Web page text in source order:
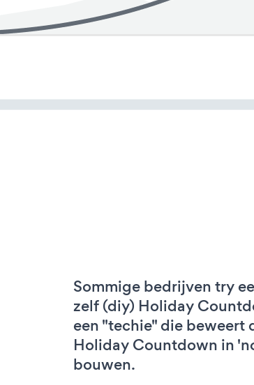
Sommige bedrijven try
zelf (diy) Holiday
een "techie" die beweert
Holiday Countdown in
bouwen.